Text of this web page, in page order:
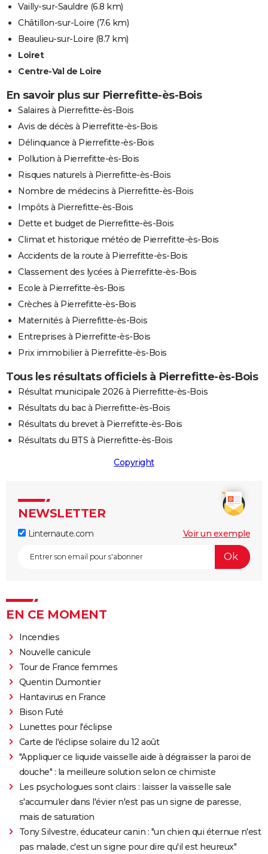
Vailly-sur-Sauldre (6.8 km)
Châtillon-sur-Loire (7.6 km)
Beaulieu-sur-Loire (8.7 km)
Loiret
Centre-Val de Loire
En savoir plus sur Pierrefitte-ès-Bois
Salaires à Pierrefitte-ès-Bois
Avis de décès à Pierrefitte-ès-Bois
Délinquance à Pierrefitte-ès-Bois
Pollution à Pierrefitte-ès-Bois
Risques naturels à Pierrefitte-ès-Bois
Nombre de médecins à Pierrefitte-ès-Bois
Impôts à Pierrefitte-ès-Bois
Dette et budget de Pierrefitte-ès-Bois
Climat et historique météo de Pierrefitte-ès-Bois
Accidents de la route à Pierrefitte-ès-Bois
Classement des lycées à Pierrefitte-ès-Bois
Ecole à Pierrefitte-ès-Bois
Crèches à Pierrefitte-ès-Bois
Maternités à Pierrefitte-ès-Bois
Entreprises à Pierrefitte-ès-Bois
Prix immobilier à Pierrefitte-ès-Bois
Tous les résultats officiels à Pierrefitte-ès-Bois
Résultat municipale 2026 à Pierrefitte-ès-Bois
Résultats du bac à Pierrefitte-ès-Bois
Résultats du brevet à Pierrefitte-ès-Bois
Résultats du BTS à Pierrefitte-ès-Bois
Copyright
NEWSLETTER
Linternaute.com Voir un exemple
EN CE MOMENT
Incendies
Nouvelle canicule
Tour de France femmes
Quentin Dumontier
Hantavirus en France
Bison Futé
Lunettes pour l'éclipse
Carte de l'éclipse solaire du 12 août
"Appliquer ce liquide vaisselle aide à dégraisser la paroi de
douche" : la meilleure solution selon ce chimiste
Les psychologues sont clairs : laisser la vaisselle sale
s'accumuler dans l'évier n'est pas un signe de paresse,
mais de saturation
Tony Silvestre, éducateur canin : "un chien qui éternue n'est
pas malade, c'est un signe pour dire qu'il est heureux"